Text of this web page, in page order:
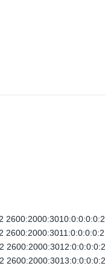
2600:2000:3010:0:0:0:0:2
2600:2000:3011:0:0:0:0:2
2600:2000:3012:0:0:0:0:2
2600:2000:3013:0:0:0:0:2